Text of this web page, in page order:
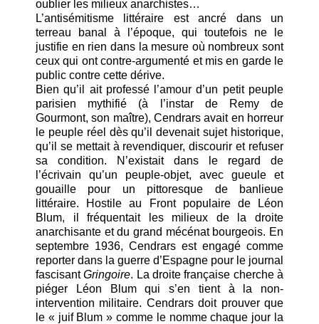
oublier les milieux anarchistes…
L’antisémitisme littéraire est ancré dans un
terreau banal à l’époque, qui toutefois ne le
justifie en rien dans la mesure où nombreux sont
ceux qui ont contre-argumenté et mis en garde le
public contre cette dérive.
Bien qu’il ait professé l’amour d’un petit peuple
parisien mythifié (à l’instar de Remy de
Gourmont, son maître), Cendrars avait en horreur
le peuple réel dès qu’il devenait sujet historique,
qu’il se mettait à revendiquer, discourir et refuser
sa condition. N’existait dans le regard de
l’écrivain qu’un peuple-objet, avec gueule et
gouaille pour un pittoresque de banlieue
littéraire. Hostile au Front populaire de Léon
Blum, il fréquentait les milieux de la droite
anarchisante et du grand mécénat bourgeois. En
septembre 1936, Cendrars est engagé comme
reporter dans la guerre d’Espagne pour le journal
fascisantGringoire. La droite française cherche à
piéger Léon Blum qui s’en tient à la non-
intervention militaire. Cendrars doit prouver que
le « juif Blum » comme le nomme chaque jour la